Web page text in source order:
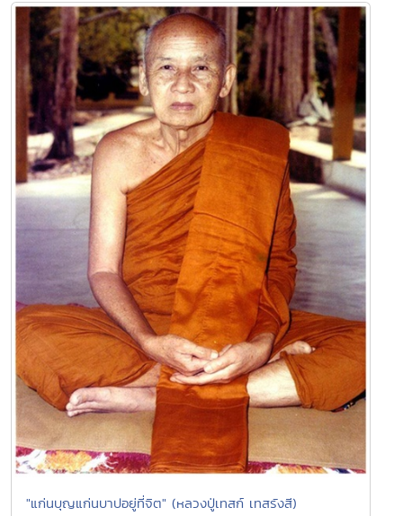
"แก่นบุญแก่นบาปอยู่ที่จิต" (หลวงปู่เทสก์ เทสรังสี)